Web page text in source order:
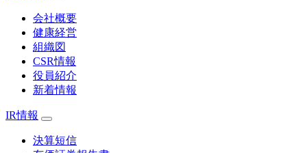
会社概要
健康経営
組織図
CSR情報
役員紹介
新着情報
IR情報
決算短信